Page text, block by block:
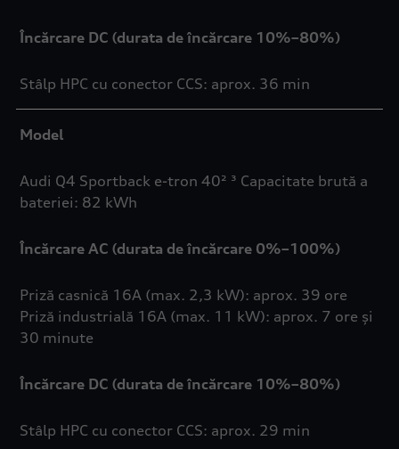
Încărcare DC (durata de încărcare 10%–80%)
Stâlp HPC cu conector CCS: aprox. 36 min
Model
Audi Q4 Sportback e-tron 40² ³ Capacitate brută a
bateriei: 82 kWh
Încărcare AC (durata de încărcare 0%–100%)
Priză casnică 16A (max. 2,3 kW): aprox. 39 ore
Priză industrială 16A (max. 11 kW): aprox. 7 ore și
30 minute
Încărcare DC (durata de încărcare 10%–80%)
Stâlp HPC cu conector CCS: aprox. 29 min